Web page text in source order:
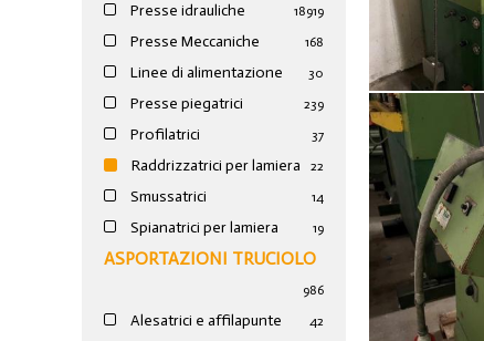
19
Presse idrauliche 189
Presse Meccaniche 168
Linee di alimentazione 30
Presse piegatrici 239
Profilatrici 37
Raddrizzatrici per lamiera 22
Smussatrici 14
Spianatrici per lamiera 19
ASPORTAZIONI TRUCIOLO
986
Alesatrici e affilapunte 42